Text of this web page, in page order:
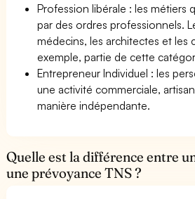
Profession libérale : les métiers
par des ordres professionnels.
médecins, les architectes et les
exemple, partie de cette
Entrepreneur Individuel : les
une activité commerciale,
manière indépendante.
Quelle est la différence entre
une prévoyance TNS ?